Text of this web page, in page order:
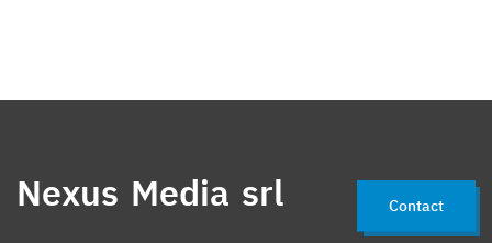
Nexus Media srl Contact